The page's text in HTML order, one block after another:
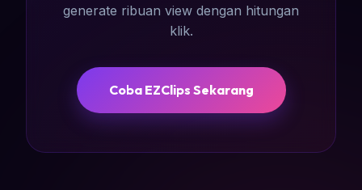
generate ribuan view dengan hitungan
klik.
Coba EZClips Sekarang